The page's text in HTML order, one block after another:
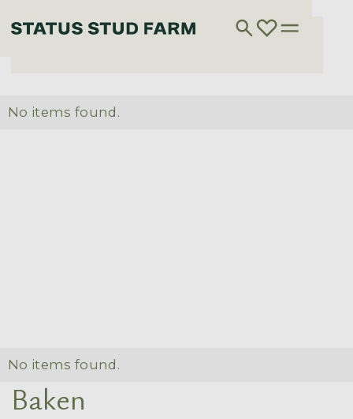
No items found.
No items found.
Baken